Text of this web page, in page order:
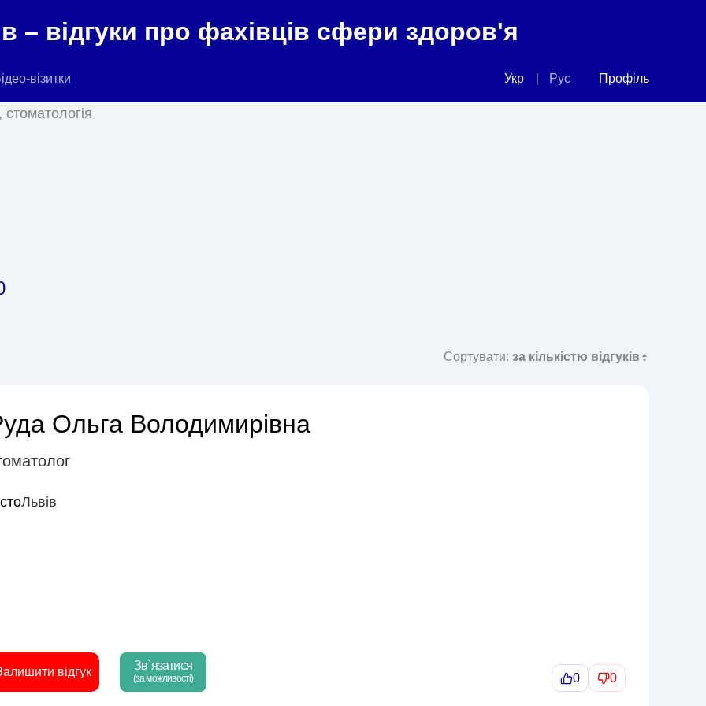
– відгуки про фахівців сфери здоров'я
візитки Укр Рус Профіль
стоматологія
Сортувати: за кількістю відгуків
Ольга Володимирівна
Львів
відгук Зв`язатися
(за можливості) 0 0